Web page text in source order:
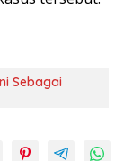
Sebagai